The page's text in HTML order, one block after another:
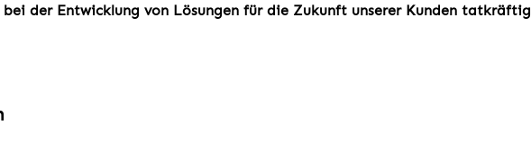
der Entwicklung von Lösungen für die Zukunft unserer Kunden tatkräftig